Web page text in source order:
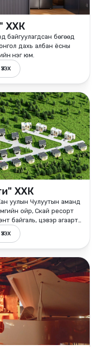
ХХК
байгуулагдсан бөгөөд
дахь албан ёсны
нэг юм.
ХХК
уулын Чулуутын аманд
ойр, Скай ресорт
байгаль, цэвэр агаарт
юм.